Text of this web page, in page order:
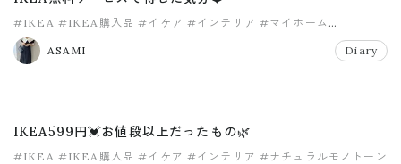
#IKEA #IKEA購入品 #イケア #インテリア #マイホーム
#モノトーン
ASAMI
Diary
IKEA599円💓お値段以上だったもの🌿
#IKEA #IKEA購入品 #イケア #インテリア #ナチュラルモノトーン